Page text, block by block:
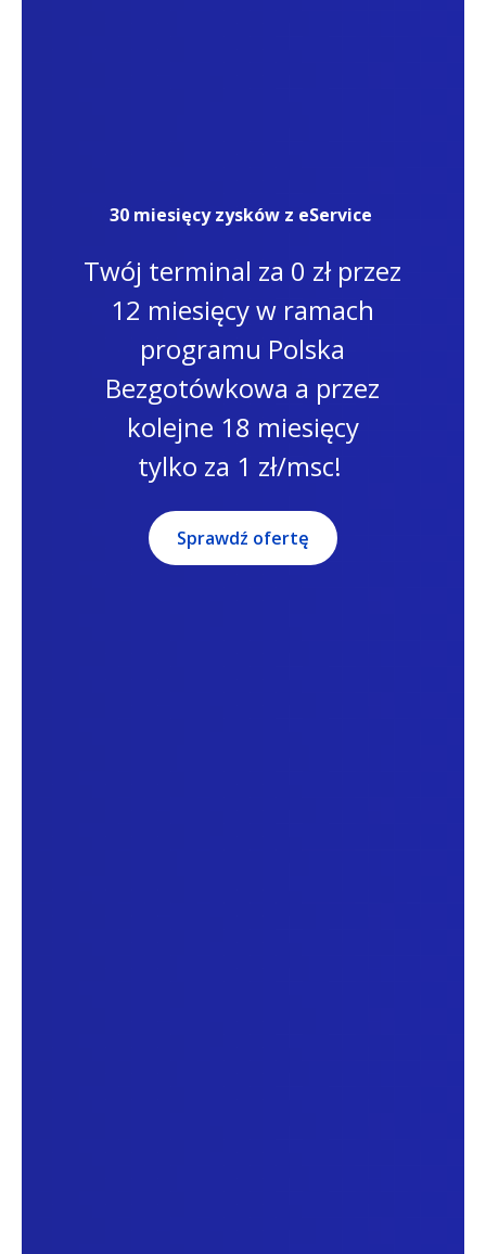
30 miesięcy zysków z eService
Twój terminal za 0 zł przez
12 miesięcy w ramach
programu Polska
Bezgotówkowa a przez
kolejne 18 miesięcy
tylko za 1 zł/msc!
Sprawdź ofertę